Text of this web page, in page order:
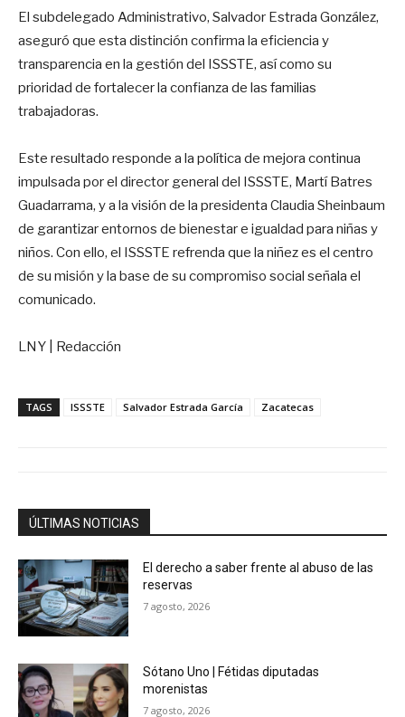
El subdelegado Administrativo, Salvador Estrada González,
aseguró que esta distinción confirma la eficiencia y
transparencia en la gestión del ISSSTE, así como su
prioridad de fortalecer la confianza de las familias
trabajadoras.
Este resultado responde a la política de mejora continua
impulsada por el director general del ISSSTE, Martí Batres
Guadarrama, y a la visión de la presidenta Claudia Sheinbaum
de garantizar entornos de bienestar e igualdad para niñas y
niños. Con ello, el ISSSTE refrenda que la niñez es el centro
de su misión y la base de su compromiso social señala el
comunicado.
LNY | Redacción
TAGS ISSSTE Salvador Estrada García Zacatecas
ÚLTIMAS NOTICIAS
El derecho a saber frente al abuso de las
reservas
7 agosto, 2026
Sótano Uno | Fétidas diputadas
morenistas
7 agosto, 2026